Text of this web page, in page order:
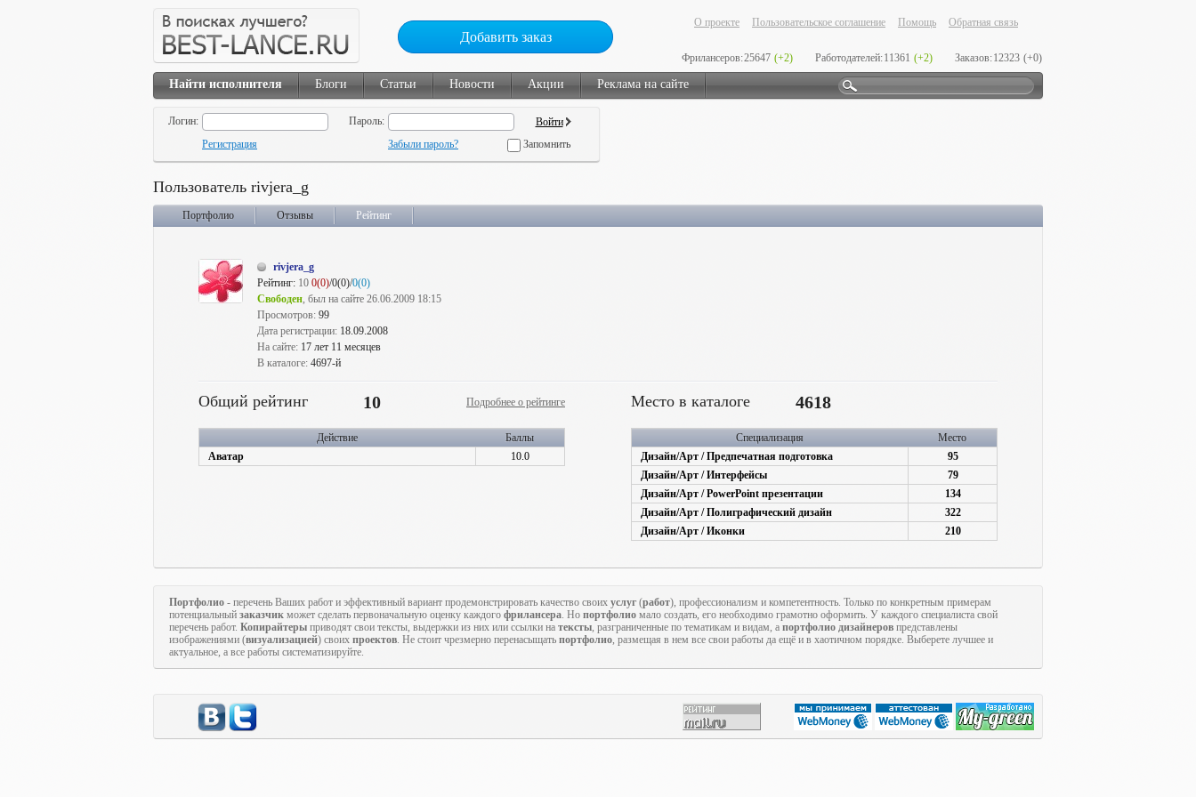
Добавить заказ
О проекте Пользовательское соглашение Помощь Обратная связь
Фрилансеров:25647 (+2) Работодателей:11361 (+2) Заказов:12323 (+0)
Найти исполнителя Блоги Статьи Новости Акции Реклама на сайте
Логин:
Пароль:
Регистрация
Забыли пароль? Запомнить
Пользователь rivjera_g
Портфолио Отзывы Рейтинг
rivjera_g
Рейтинг: 10 0(0)/0(0)/0(0)
Свободен, был на сайте 26.06.2009 18:15
Просмотров: 99
Дата регистрации: 18.09.2008
На сайте: 17 лет 11 месяцев
В каталоге: 4697-й
Общий рейтинг 10 Подробнее о рейтинге
Действие
Баллы
Аватар
10.0
Место в каталоге 4618
Специализация
Место
Дизайн/Арт / Предпечатная подготовка
95
Дизайн/Арт / Интерфейсы
79
Дизайн/Арт / PowerPoint презентации
134
Дизайн/Арт / Полиграфический дизайн
322
Дизайн/Арт / Иконки
210
Портфолио - перечень Ваших работ и эффективный вариант продемонстрировать качество своих услуг (работ), профессионализм и компетентность. Только по конкретным примерам
потенциальный заказчик может сделать первоначальную оценку каждого фрилансера. Но портфолио мало создать, его необходимо грамотно оформить. У каждого специалиста свой
перечень работ. Копирайтеры приводят свои тексты, выдержки из них или ссылки на тексты, разграниченные по тематикам и видам, а портфолио дизайнеров представлены
изображениями (визуализацией) своих проектов. Не стоит чрезмерно перенасыщать портфолио, размещая в нем все свои работы да ещё и в хаотичном порядке. Выберете лучшее и
актуальное, а все работы систематизируйте.